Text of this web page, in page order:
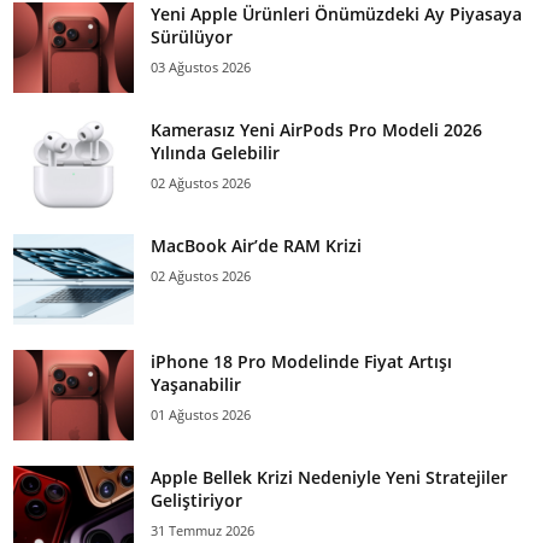
Yeni Apple Ürünleri Önümüzdeki Ay Piyasaya
Sürülüyor
03 Ağustos 2026
Kamerasız Yeni AirPods Pro Modeli 2026
Yılında Gelebilir
02 Ağustos 2026
MacBook Air’de RAM Krizi
02 Ağustos 2026
iPhone 18 Pro Modelinde Fiyat Artışı
Yaşanabilir
01 Ağustos 2026
Apple Bellek Krizi Nedeniyle Yeni Stratejiler
Geliştiriyor
31 Temmuz 2026